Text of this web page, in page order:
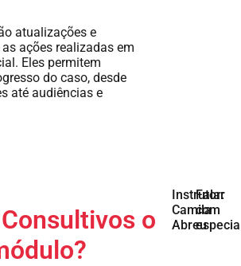
atualizações e
ações realizadas em
Eles permitem
do caso, desde
até audiências e
o
Instrutor:
Camila
Abreu
Falar
com